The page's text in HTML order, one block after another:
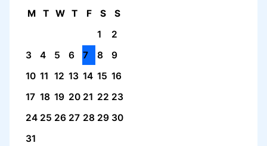
M
T W T F S
S
1
2
3
4 5 6 7 8
9
10 11 12 13 14 15 16
17 18 19 20 21 22 23
24 25 26 27 28 29 30
31